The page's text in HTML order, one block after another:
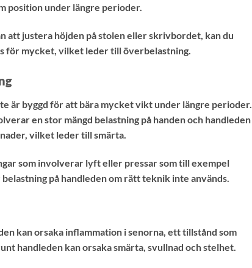
position under längre perioder.
att justera höjden på stolen eller skrivbordet, kan du
för mycket, vilket leder till överbelastning.
är byggd för att bära mycket vikt under längre perioder.
en stor mängd belastning på handen och handleden
vilket leder till smärta.
som involverar lyft eller pressar som till exempel
på handleden om rätt teknik inte används.
kan orsaka inflammation i senorna, ett tillstånd som
handleden kan orsaka smärta, svullnad och stelhet.